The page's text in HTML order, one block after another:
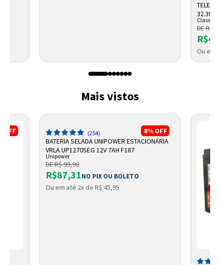
32.389 -
Classic
DE R$
Ou em
Mais vistos
OFF 8% OFF
(254)
BATERIA SELADA UNIPOWER ESTACIONÁRIA
VRLA UP1270SEG 12V 7AH F187
Unipower
DE R$ 99,90
R$87,31NO PIX OU BOLETO
Ou em até 2x de R$ 45,95